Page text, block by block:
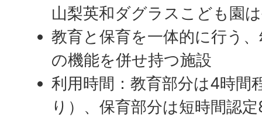
山梨英和ダグラスこども園
教育と保育を一体的に行う
の機能を併せ持つ施設
利用時間：教育部分は4時間
り）、保育部分は短時間認